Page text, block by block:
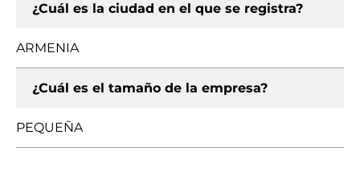
¿Cuál es la ciudad en el que se registra?
ARMENIA
¿Cuál es el tamaño de la empresa?
PEQUEÑA